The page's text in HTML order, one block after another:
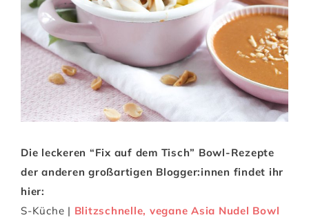
Die leckeren “Fix auf dem Tisch” Bowl-Rezepte
der anderen großartigen Blogger:innen findet ihr
hier:
S-Küche | Blitzschnelle, vegane Asia Nudel Bowl